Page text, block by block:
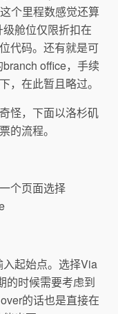
个里程数感觉还算
舱位仅限折扣在
代码。还有就是可
office，手续
，在此暂且略过。
怪，下面以洛杉矶
的流程。
个页面选择
起始点。选择Via
的时候需要考虑到
的话也是直接在